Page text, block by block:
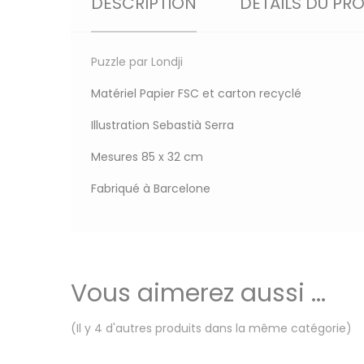
Puzzle par Londji
Matériel Papier FSC et carton recyclé
Illustration Sebastià Serra
Mesures 85 x 32 cm
Fabriqué à Barcelone
Vous aimerez aussi ...
(Il y 4 d'autres produits dans la même catégorie)